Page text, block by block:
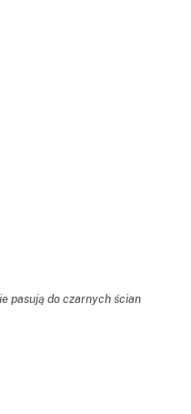
pasują do czarnych ścian